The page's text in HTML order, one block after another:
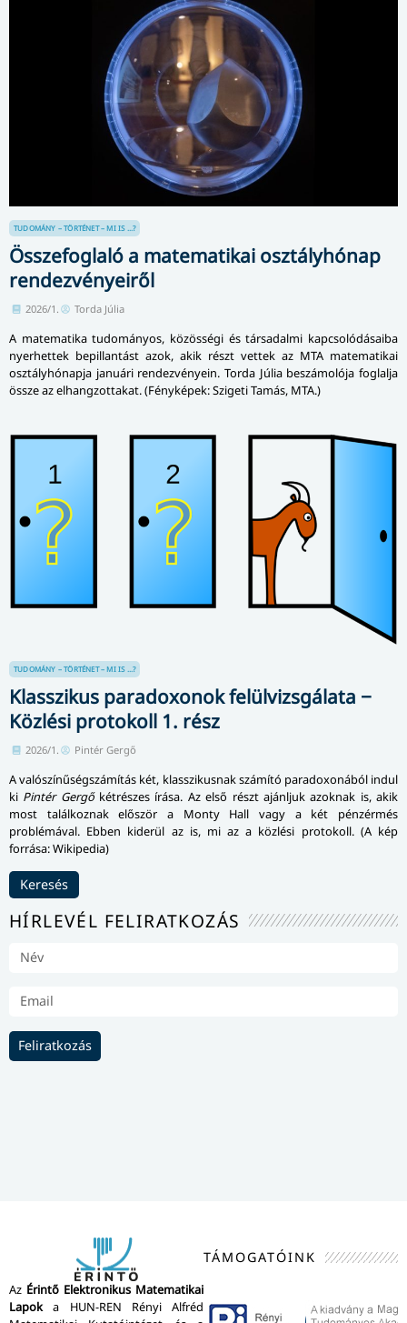
TUDOMÁNY – TÖRTÉNET – MI IS ...?
Összefoglaló a matematikai osztályhónap
rendezvényeiről
2026/1. Torda Júlia
A matematika tudományos, közösségi és társadalmi kapcsolódásaiba
nyerhettek bepillantást azok, akik részt vettek az MTA matematikai
osztályhónapja januári rendezvényein. Torda Júlia beszámolója foglalja
össze az elhangzottakat. (Fényképek: Szigeti Tamás, MTA.)
TUDOMÁNY – TÖRTÉNET – MI IS ...?
Klasszikus paradoxonok felülvizsgálata −
Közlési protokoll 1. rész
2026/1. Pintér Gergő
A valószínűségszámítás két, klasszikusnak számító paradoxonából indul
ki Pintér Gergőkétrészes írása. Az első részt ajánljuk azoknak is, akik
most találkoznak először a Monty Hall vagy a két pénzérmés
problémával. Ebben kiderül az is, mi az a közlési protokoll. (A kép
forrása: Wikipedia)
Keresés
HÍRLEVÉL FELIRATKOZÁS
Feliratkozás
Az Érintő Elektronikus Matematikai
Lapoka HUN-REN Rényi Alfréd
TÁMOGATÓINK